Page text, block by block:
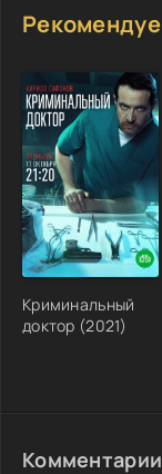
Криминальный
доктор (2021)
Комментарии